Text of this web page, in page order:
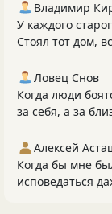
Владимир
У каждого
Стоял тот дом,
Ловец Снов
Когда люди
за себя, а за
Алексей
Когда бы мне
исповедаться